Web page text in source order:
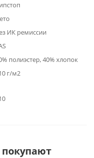
ИК ремиссии
полиэстер, 40% хлопок
г/м2